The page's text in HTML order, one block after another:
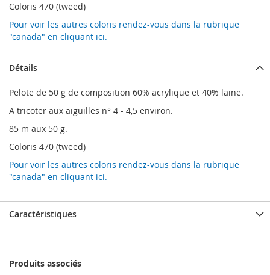
Coloris 470 (tweed)
Pour voir les autres coloris rendez-vous dans la rubrique
"canada" en cliquant ici.
Détails
Pelote de 50 g de composition 60% acrylique et 40% laine.
A tricoter aux aiguilles n° 4 - 4,5 environ.
85 m aux 50 g.
Coloris 470 (tweed)
Pour voir les autres coloris rendez-vous dans la rubrique
"canada" en cliquant ici.
Caractéristiques
Produits associés